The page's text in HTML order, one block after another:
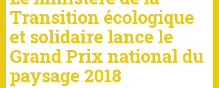
Transition écologique
et solidaire lance le
Grand Prix national du
paysage 2018